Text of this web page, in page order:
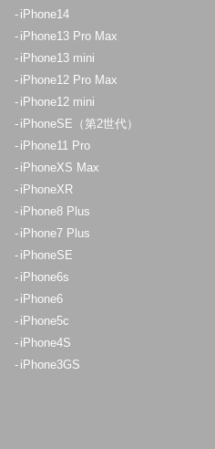
iPhone14
iPhone13 Pro Max
iPhone13 mini
iPhone12 Pro Max
iPhone12 mini
iPhoneSE（第2世代）
iPhone11 Pro
iPhoneXS Max
iPhoneXR
iPhone8 Plus
iPhone7 Plus
iPhoneSE
iPhone6s
iPhone6
iPhone5c
iPhone4S
iPhone3GS